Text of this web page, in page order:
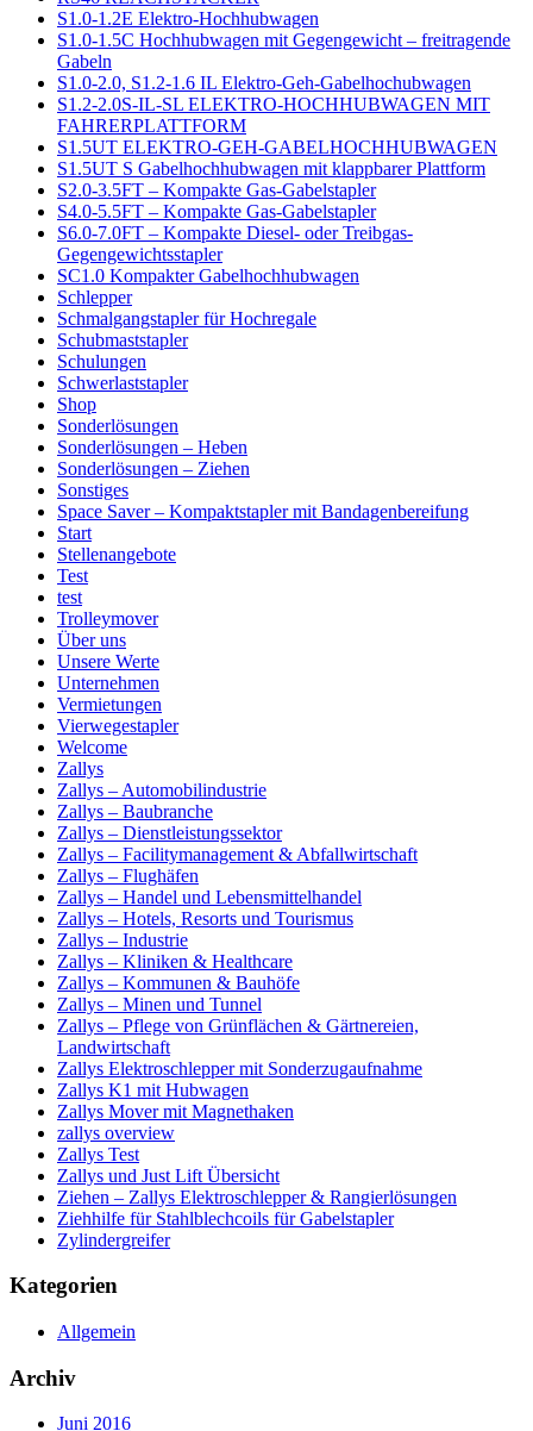
S1.0-1.2E Elektro-Hochhubwagen
S1.0-1.5C Hochhubwagen mit Gegengewicht – freitragende
Gabeln
S1.0-2.0, S1.2-1.6 IL Elektro-Geh-Gabelhochubwagen
S1.2-2.0S-IL-SL ELEKTRO-HOCHHUBWAGEN MIT
FAHRERPLATTFORM
S1.5UT ELEKTRO-GEH-GABELHOCHHUBWAGEN
S1.5UT S Gabelhochhubwagen mit klappbarer Plattform
S2.0-3.5FT – Kompakte Gas-Gabelstapler
S4.0-5.5FT – Kompakte Gas-Gabelstapler
S6.0-7.0FT – Kompakte Diesel- oder Treibgas-
Gegengewichtsstapler
SC1.0 Kompakter Gabelhochhubwagen
Schlepper
Schmalgangstapler für Hochregale
Schubmaststapler
Schulungen
Schwerlaststapler
Shop
Sonderlösungen
Sonderlösungen – Heben
Sonderlösungen – Ziehen
Sonstiges
Space Saver – Kompaktstapler mit Bandagenbereifung
Start
Stellenangebote
Test
test
Trolleymover
Über uns
Unsere Werte
Unternehmen
Vermietungen
Vierwegestapler
Welcome
Zallys
Zallys – Automobilindustrie
Zallys – Baubranche
Zallys – Dienstleistungssektor
Zallys – Facilitymanagement & Abfallwirtschaft
Zallys – Flughäfen
Zallys – Handel und Lebensmittelhandel
Zallys – Hotels, Resorts und Tourismus
Zallys – Industrie
Zallys – Kliniken & Healthcare
Zallys – Kommunen & Bauhöfe
Zallys – Minen und Tunnel
Zallys – Pflege von Grünflächen & Gärtnereien,
Landwirtschaft
Zallys Elektroschlepper mit Sonderzugaufnahme
Zallys K1 mit Hubwagen
Zallys Mover mit Magnethaken
zallys overview
Zallys Test
Zallys und Just Lift Übersicht
Ziehen – Zallys Elektroschlepper & Rangierlösungen
Ziehhilfe für Stahlblechcoils für Gabelstapler
Zylindergreifer
Kategorien
Allgemein
Archiv
Juni 2016